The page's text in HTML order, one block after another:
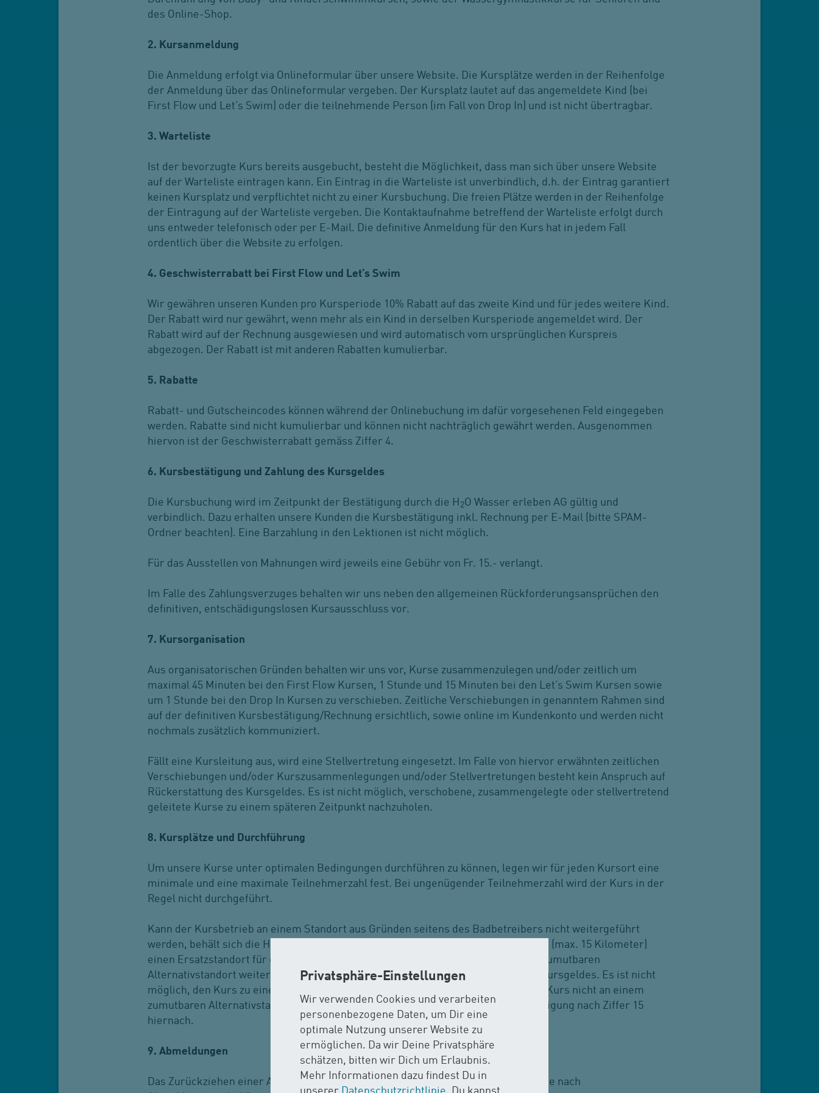
Privatsphäre-Einstellungen
Wir verwenden Cookies und verarbeiten
personenbezogene Daten, um Dir eine
optimale Nutzung unserer Website zu
ermöglichen. Da wir Deine Privatsphäre
schätzen, bitten wir Dich um Erlaubnis.
Mehr Informationen dazu findest Du in
des Online-Shop.
2. Kursanmeldung
Die Anmeldung erfolgt via Onlineformular über unsere Website. Die Kursplätze werden in der Reihenfolge
der Anmeldung über das Onlineformular vergeben. Der Kursplatz lautet auf das angemeldete Kind (bei
First Flow und Let’s Swim) oder die teilnehmende Person (im Fall von Drop In) und ist nicht übertragbar.
3. Warteliste
Ist der bevorzugte Kurs bereits ausgebucht, besteht die Möglichkeit, dass man sich über unsere Website
auf der Warteliste eintragen kann. Ein Eintrag in die Warteliste ist unverbindlich, d.h. der Eintrag garantiert
keinen Kursplatz und verpflichtet nicht zu einer Kursbuchung. Die freien Plätze werden in der Reihenfolge
der Eintragung auf der Warteliste vergeben. Die Kontaktaufnahme betreffend der Warteliste erfolgt durch
uns entweder telefonisch oder per E-Mail. Die definitive Anmeldung für den Kurs hat in jedem Fall
ordentlich über die Website zu erfolgen.
4. Geschwisterrabatt bei First Flow und Let’s Swim
Wir gewähren unseren Kunden pro Kursperiode 10% Rabatt auf das zweite Kind und für jedes weitere Kind.
Der Rabatt wird nur gewährt, wenn mehr als ein Kind in derselben Kursperiode angemeldet wird. Der
Rabatt wird auf der Rechnung ausgewiesen und wird automatisch vom ursprünglichen Kurspreis
abgezogen. Der Rabatt ist mit anderen Rabatten kumulierbar.
5. Rabatte
Rabatt- und Gutscheincodes können während der Onlinebuchung im dafür vorgesehenen Feld eingegeben
werden. Rabatte sind nicht kumulierbar und können nicht nachträglich gewährt werden. Ausgenommen
hiervon ist der Geschwisterrabatt gemäss Ziffer 4.
6. Kursbestätigung und Zahlung des Kursgeldes
Die Kursbuchung wird im Zeitpunkt der Bestätigung durch die H 2O Wasser erleben AG gültig und
verbindlich. Dazu erhalten unsere Kunden die Kursbestätigung inkl. Rechnung per E-Mail (bitte SPAM-
Ordner beachten). Eine Barzahlung in den Lektionen ist nicht möglich.
Für das Ausstellen von Mahnungen wird jeweils eine Gebühr von Fr. 15.- verlangt.
Im Falle des Zahlungsverzuges behalten wir uns neben den allgemeinen Rückforderungsansprüchen den
definitiven, entschädigungslosen Kursausschluss vor.
7. Kursorganisation
Aus organisatorischen Gründen behalten wir uns vor, Kurse zusammenzulegen und/oder zeitlich um
maximal 45 Minuten bei den First Flow Kursen, 1 Stunde und 15 Minuten bei den Let’s Swim Kursen sowie
um 1 Stunde bei den Drop In Kursen zu verschieben. Zeitliche Verschiebungen in genanntem Rahmen sind
auf der definitiven Kursbestätigung/Rechnung ersichtlich, sowie online im Kundenkonto und werden nicht
nochmals zusätzlich kommuniziert.
Fällt eine Kursleitung aus, wird eine Stellvertretung eingesetzt. Im Falle von hiervor erwähnten zeitlichen
Verschiebungen und/oder Kurszusammenlegungen und/oder Stellvertretungen besteht kein Anspruch auf
Rückerstattung des Kursgeldes. Es ist nicht möglich, verschobene, zusammengelegte oder stellvertretend
geleitete Kurse zu einem späteren Zeitpunkt nachzuholen.
8. Kursplätze und Durchführung
Um unsere Kurse unter optimalen Bedingungen durchführen zu können, legen wir für jeden Kursort eine
minimale und eine maximale Teilnehmerzahl fest. Bei ungenügender Teilnehmerzahl wird der Kurs in der
Regel nicht durchgeführt.
Kann der Kursbetrieb an einem Standort aus Gründen seitens des Badbetreibers nicht weitergeführt
werden, behält sich die H
O Wasser erleben AG vor, in einem zumutbaren Umkreis (max. 15 Kilometer)
einen Ersatzstandort für die Weiterführung festzulegen. Wird der Kurs an einem zumutbaren
Alternativstandort weitergeführt, besteht kein Anspruch auf Rückerstattung des Kursgeldes. Es ist nicht
möglich, den Kurs zu einem späteren Zeitpunkt anderswo nachzuholen. Kann der Kurs nicht an einem
zumutbaren Alternativstandort weitergeführt werden, bestimmt sich die Entschädigung nach Ziffer 15
hiernach.
9. Abmeldungen
Das Zurückziehen einer Anmeldung ist mit administrativem Aufwand verbunden. Je nach